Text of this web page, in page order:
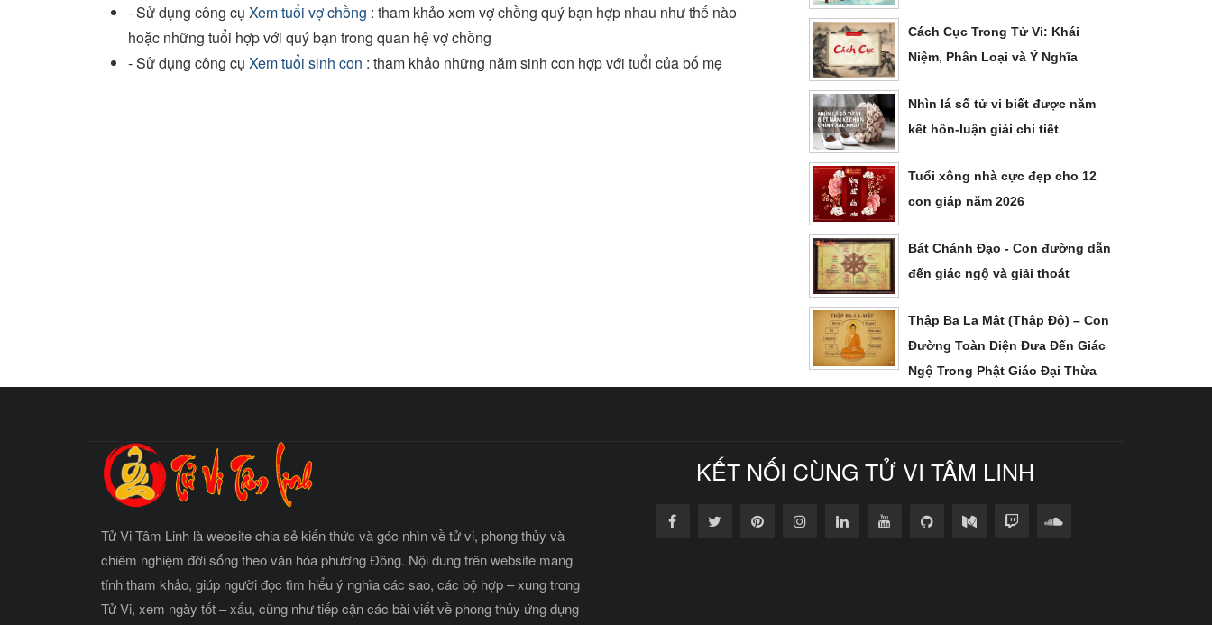
- Sử dụng công cụ Xem tuổi vợ chồng : tham khảo xem vợ chồng quý bạn hợp nhau như thế nào
hoặc những tuổi hợp với quý bạn trong quan hệ vợ chồng
- Sử dụng công cụ Xem tuổi sinh con : tham khảo những năm sinh con hợp với tuổi của bố mẹ
Cách Cục Trong Tử Vi: Khái
Niệm, Phân Loại và Ý Nghĩa
Nhìn lá số tử vi biết được năm
kết hôn-luận giải chi tiết
Tuổi xông nhà cực đẹp cho 12
con giáp năm 2026
Bát Chánh Đạo - Con đường dẫn
đến giác ngộ và giải thoát
Thập Ba La Mật (Thập Độ) – Con
Đường Toàn Diện Đưa Đến Giác
Ngộ Trong Phật Giáo Đại Thừa
Tử Vi Tâm Linh là website chia sẻ kiến thức và góc nhìn về tử vi, phong thủy và
chiêm nghiệm đời sống theo văn hóa phương Đông. Nội dung trên website mang
tính tham khảo, giúp người đọc tìm hiểu ý nghĩa các sao, các bộ hợp – xung trong
Tử Vi, xem ngày tốt – xấu, cũng như tiếp cận các bài viết về phong thủy ứng dụng
KẾT NỐI CÙNG TỬ VI TÂM LINH